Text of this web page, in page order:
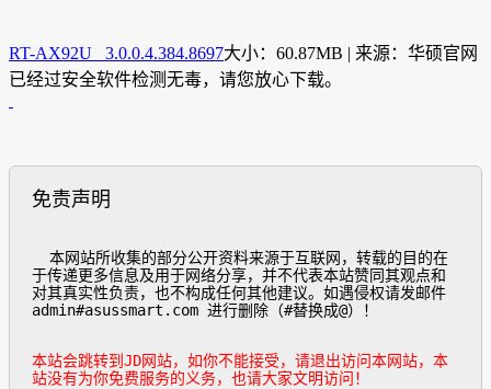
RT-AX92U 3.0.0.4.384.8697大小：60.87MB | 来源：华硕官网
已经过安全软件检测无毒，请您放心下载。
免责声明
于传递更多信息及用于网络分享，并不代表本站赞同其观点和
对其真实性负责，也不构成任何其他建议。如遇侵权请发邮件
admin#asussmart.com 进行删除（#替换成@）！
本站会跳转到JD网站，如你不能接受，请退出访问本网站，本
站没有为你免费服务的义务，也请大家文明访问！